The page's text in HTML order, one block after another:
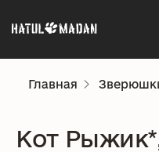
Главная
Кот